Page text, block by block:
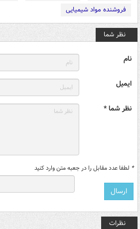
فروشنده مواد شیمیایی
نظر شما
نام
ایمیل
نظر شما *
* لطفا عدد مقابل را در جعبه متن وارد کنید
نظرات